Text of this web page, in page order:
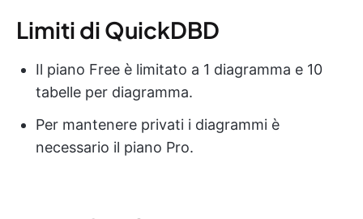
Limiti di QuickDBD
Il piano Free è limitato a 1 diagramma e 10
tabelle per diagramma.
Per mantenere privati i diagrammi è
necessario il piano Pro.